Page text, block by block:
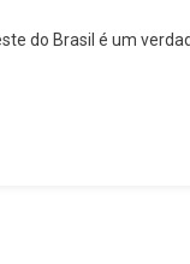
do Brasil é um